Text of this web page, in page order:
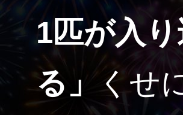
1匹が入
る」くせ